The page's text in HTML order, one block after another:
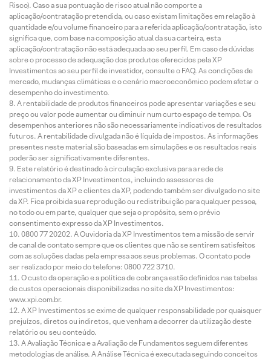
Risco). Caso a sua pontuação de risco atual não comporte a
aplicação/contratação pretendida, ou caso existam limitações em relação à
quantidade e/ou volume financeiro para a referida aplicação/contratação, isto
significa que, com base na composição atual da sua carteira, esta
aplicação/contratação não está adequada ao seu perfil. Em caso de dúvidas
sobre o processo de adequação dos produtos oferecidos pela XP
Investimentos ao seu perfil de investidor, consulte o FAQ. As condições de
mercado, mudanças climáticas e o cenário macroeconômico podem afetar o
desempenho do investimento.
A rentabilidade de produtos financeiros pode apresentar variações e seu
preço ou valor pode aumentar ou diminuir num curto espaço de tempo. Os
desempenhos anteriores não são necessariamente indicativos de resultados
futuros. A rentabilidade divulgada não é líquida de impostos. As informações
presentes neste material são baseadas em simulações e os resultados reais
poderão ser significativamente diferentes.
Este relatório é destinado à circulação exclusiva para a rede de
relacionamento da XP Investimentos, incluindo assessores de
investimentos da XP e clientes da XP, podendo também ser divulgado no site
da XP. Fica proibida sua reprodução ou redistribuição para qualquer pessoa,
no todo ou em parte, qualquer que seja o propósito, sem o prévio
consentimento expresso da XP Investimentos.
0800 77 20202. A Ouvidoria da XP Investimentos tem a missão de servir
de canal de contato sempre que os clientes que não se sentirem satisfeitos
com as soluções dadas pela empresa aos seus problemas. O contato pode
ser realizado por meio do telefone: 0800 722 3710.
O custo da operação e a política de cobrança estão definidos nas tabelas
de custos operacionais disponibilizadas no site da XP Investimentos:
www.xpi.com.br.
A XP Investimentos se exime de qualquer responsabilidade por quaisquer
prejuízos, diretos ou indiretos, que venham a decorrer da utilização deste
relatório ou seu conteúdo.
A Avaliação Técnica e a Avaliação de Fundamentos seguem diferentes
metodologias de análise. A Análise Técnica é executada seguindo conceitos